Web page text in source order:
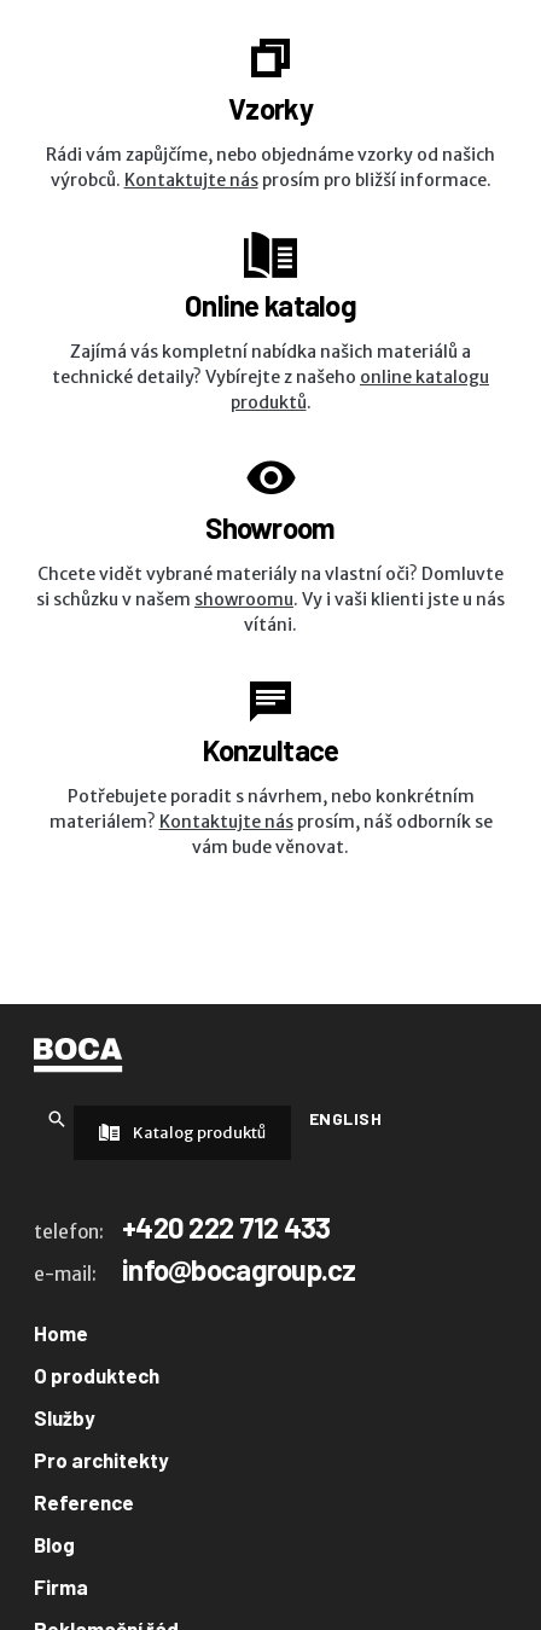
Vzorky
Rádi vám zapůjčíme, nebo objednáme vzorky od našich
výrobců. Kontaktujte násprosím pro bližší informace.
Online katalog
Zajímá vás kompletní nabídka našich materiálů a
technické detaily? Vybírejte z našeho online katalogu
produktů.
Showroom
Chcete vidět vybrané materiály na vlastní oči? Domluvte
si schůzku v našem showroomu. Vy i vaši klienti jste u nás
vítáni.
Konzultace
Potřebujete poradit s návrhem, nebo konkrétním
materiálem? Kontaktujte násprosím, náš odborník se
vám bude věnovat.
ENGLISH
Katalog produktů
telefon: +420 222 712 433
e-mail: info@bocagroup.cz
Home
O produktech
Služby
Pro architekty
Reference
Blog
Firma